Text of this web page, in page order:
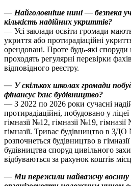
— Найголовніше нині — безпека
кількість надійних укриттів?
— Усі заклади освіти громади
укриття або протирадіаційні
орендовані. Проте будь-які споруди
проходять регулярні перевірки
відповідного реєстру.
— У скількох школах громади
фінансує їхнє будівництво?
— З 2022 по 2026 роки сучасні
протирадіаційні, побудовано у
гімназії №12, гімназії №19,
гімназії. Триває будівництво в
розпочнеться будівництво в
будівництва споруд цивільного
відбуваються за рахунок коштів
— Ми пережили найважчу воєнну